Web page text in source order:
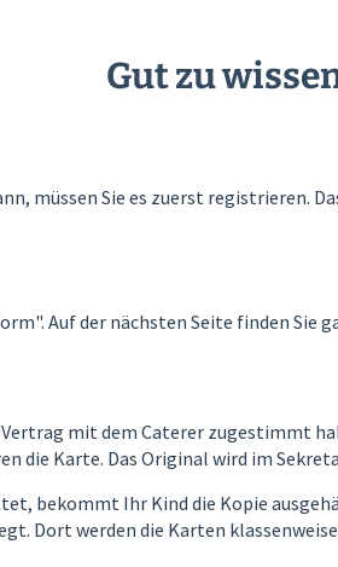
Gut zu
müssen Sie es zuerst registrieren.
Auf der nächsten Seite finden Sie
mit dem Caterer zugestimmt
die Karte. Das Original wird im
bekommt Ihr Kind die Kopie
Dort werden die Karten